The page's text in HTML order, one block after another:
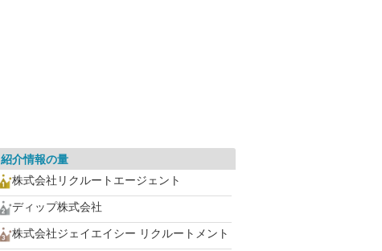
紹介情報の量
株式会社リクルートエージェント
ディップ株式会社
株式会社ジェイエイシー リクルートメント